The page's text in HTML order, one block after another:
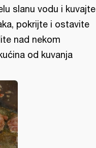
slanu vodu i kuvajte
pokrijte i ostavite
nad nekom
od kuvanja